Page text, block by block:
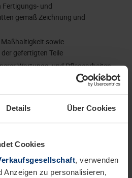
Details Über Cookies
Cookies
, verwenden
Anzeigen zu personalisieren,
und
gemäß Zeichnung und
sowie
gefertigten Teile
Wartungs- und Pflegearbeiten
im Metallbereich, z. B.